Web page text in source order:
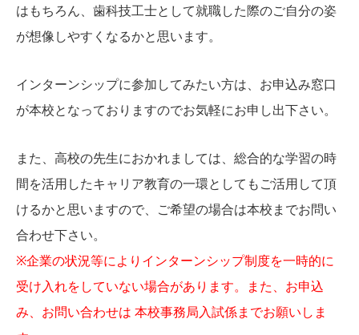
はもちろん、歯科技工士として就職した際のご自分の姿
が想像しやすくなるかと思います。
インターンシップに参加してみたい方は、お申込み窓口
が本校となっておりますのでお気軽にお申し出下さい。
また、高校の先生におかれましては、総合的な学習の時
間を活用したキャリア教育の一環としてもご活用して頂
けるかと思いますので、ご希望の場合は本校までお問い
合わせ下さい。
※企業の状況等によりインターンシップ制度を一時的に
受け入れをしていない場合があります。また、お申込
み、お問い合わせは 本校事務局入試係までお願いしま